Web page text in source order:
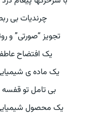
چرندیات بی
تجویز “صورتی” و
یک افتضاح
یک ماده ی
بی تامل تو
یک محصول